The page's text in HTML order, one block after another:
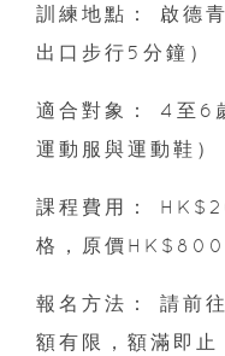
訓練地點： 啟德
出口步行5分鐘）
適合對象： 4至6
運動服與運動鞋）
課程費用：
格，原價HK$800
報名方法： 請前
額有限，額滿即止